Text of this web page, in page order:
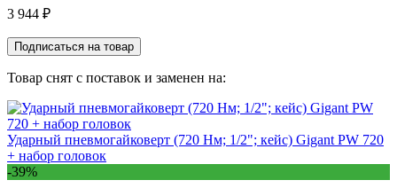
3 944 ₽
Подписаться на товар
Товар снят с поставок и заменен на:
Ударный пневмогайковерт (720 Нм; 1/2"; кейс) Gigant PW 720
+ набор головок
-39%